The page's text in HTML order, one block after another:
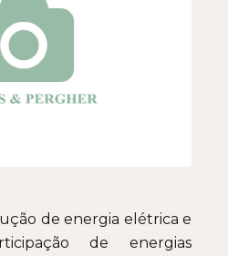
de energia elétrica e
de energias